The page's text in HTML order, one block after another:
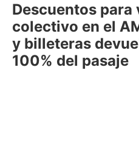
Descuentos para
colectivo en el
y billeteras
100% del pasaje